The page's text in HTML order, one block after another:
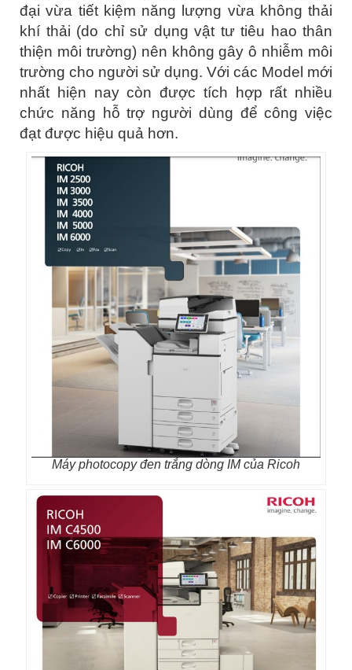
đại vừa tiết kiệm năng lượng vừa không thải
khí thải (do chỉ sử dụng vật tư tiêu hao thân
thiện môi trường) nên không gây ô nhiễm môi
trường cho người sử dụng. Với các Model mới
nhất hiện nay còn được tích hợp rất nhiều
chức năng hỗ trợ người dùng để công việc
đạt được hiệu quả hơn.
Máy photocopy đen trắng dòng IM của Ricoh